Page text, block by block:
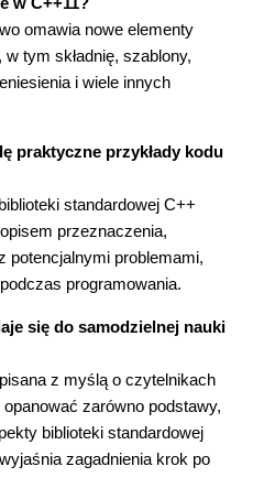
(58)
podstawowe (58)
języka C++ (59)
typów
funkcji main() (63)
std (65)
(66)
i wyjątków (68)
klasy wyjątków (68)
klas wyjątków (72)
wyjątków z użyciem
(80)
wyjątków standardowych
klas pochodnych
omawia nowe elementy
tym składnię, szablony,
i wiele innych
praktyczne przykłady kodu
standardowej C++
przeznaczenia,
potencjalnymi problemami,
programowania.
się do samodzielnej nauki
z myślą o czytelnikach
zarówno podstawy,
biblioteki standardowej
zagadnienia krok po